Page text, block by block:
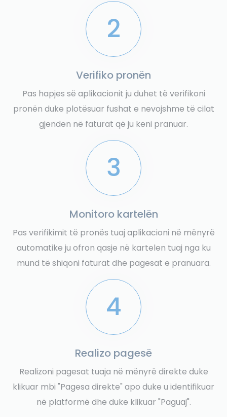
2
Verifiko pronën
Pas hapjes së aplikacionit ju duhet të verifikoni
pronën duke plotësuar fushat e nevojshme të cilat
gjenden në faturat që ju keni pranuar.
3
Monitoro kartelën
Pas verifikimit të pronës tuaj aplikacioni në mënyrë
automatike ju ofron qasje në kartelen tuaj nga ku
mund të shiqoni faturat dhe pagesat e pranuara.
4
Realizo pagesë
Realizoni pagesat tuaja në mënyrë direkte duke
klikuar mbi "Pagesa direkte" apo duke u identifikuar
në platformë dhe duke klikuar "Paguaj".